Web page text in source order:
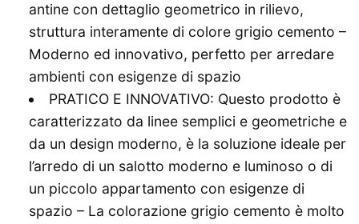
antine con dettaglio geometrico in rilievo,
struttura interamente di colore grigio cemento –
Moderno ed innovativo, perfetto per arredare
ambienti con esigenze di spazio
PRATICO E INNOVATIVO: Questo prodotto è
caratterizzato da linee semplici e geometriche e
da un design moderno, è la soluzione ideale per
l’arredo di un salotto moderno e luminoso o di
un piccolo appartamento con esigenze di
spazio – La colorazione grigio cemento è molto